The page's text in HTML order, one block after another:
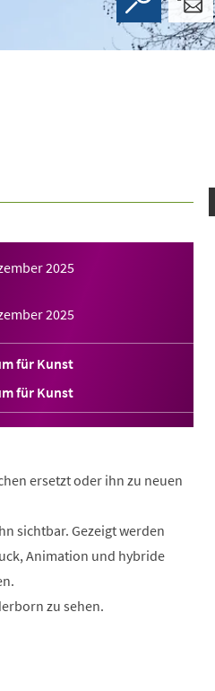
2025
2025
für Kunst
für Kunst
ersetzt oder ihn zu neuen
sichtbar. Gezeigt werden
Animation und hybride
zu sehen.